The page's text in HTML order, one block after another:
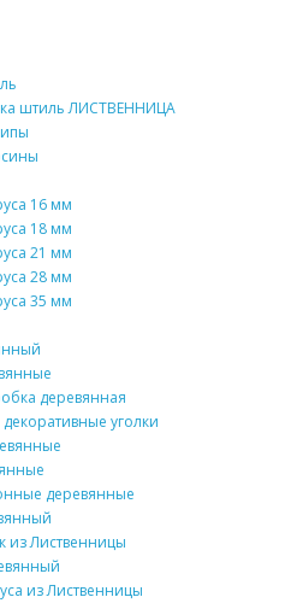
штиль ЛИСТВЕННИЦА
16 мм
18 мм
21 мм
28 мм
35 мм
деревянная
уголки
деревянные
из Лиственницы
из Лиственницы